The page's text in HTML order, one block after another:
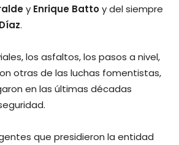
y Enrique Battoy del siempre
.
los asfaltos, los pasos a nivel,
otras de las luchas fomentistas,
en las últimas décadas
que presidieron la entidad